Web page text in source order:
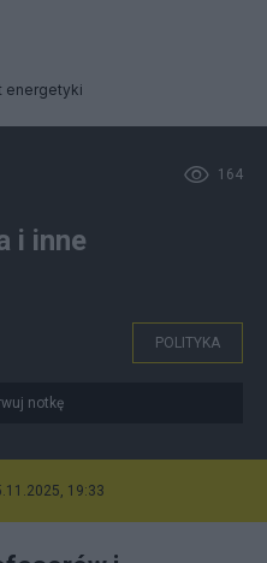
energetyki
164
i inne
POLITYKA
notkę
19:33